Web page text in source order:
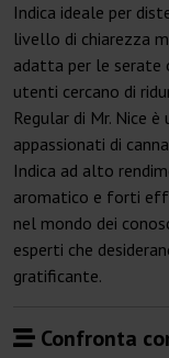
Indica ideale per
livello di chiarezza
adatta per le serate
utenti cercano di
Regular di Mr. Nice
appassionati di
Indica ad alto
aromatico e forti
nel mondo dei
esperti che
gratificante.
Confronta